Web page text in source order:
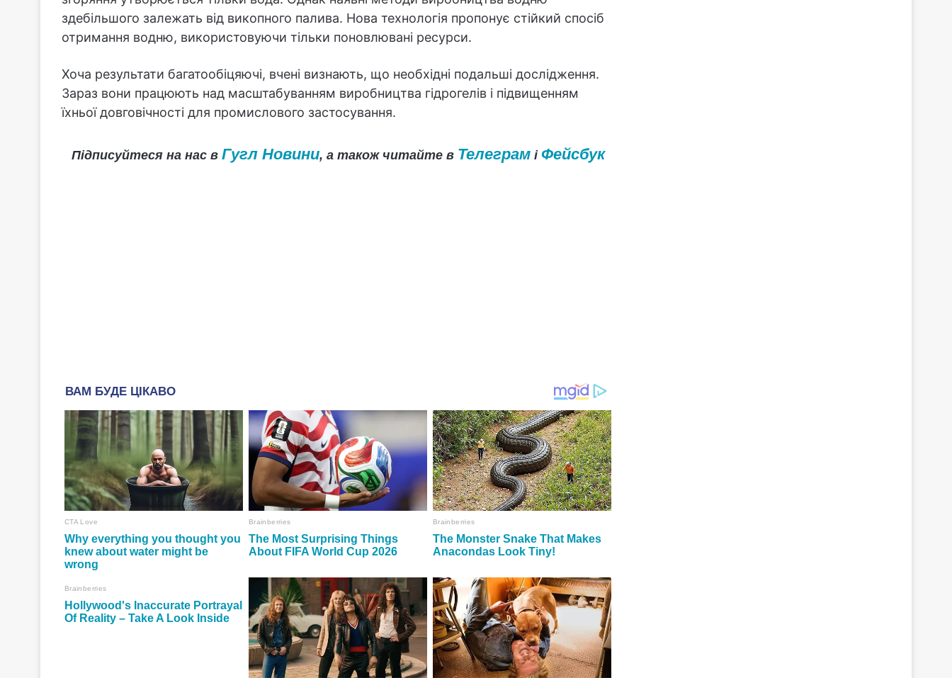
здебільшого залежать від викопного палива. Нова технологія пропонує стійкий спосіб
отримання водню, використовуючи тільки поновлювані ресурси.
Хоча результати багатообіцяючі, вчені визнають, що необхідні подальші дослідження.
Зараз вони працюють над масштабуванням виробництва гідрогелів і підвищенням
їхньої довговічності для промислового застосування.
Підписуйтеся на нас в Гугл Новини, а також читайте в Телеграмі Фейсбук